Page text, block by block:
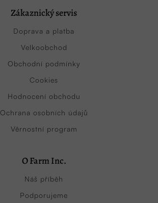
Zákaznický servis
Doprava a platba
Velkoobchod
Obchodní podmínky
Cookies
Hodnocení obchodu
Ochrana osobních údajů
Věrnostní program
O Farm Inc.
Náš příběh
Podporujeme